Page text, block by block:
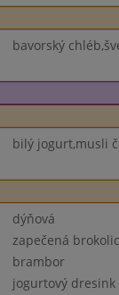
bavorský
bilý jogurt,musli
dýňová
zapečená
brambor
jogurtový dresink